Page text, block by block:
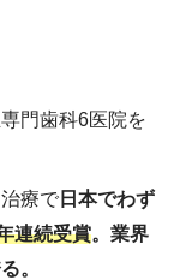
門歯科6医院を
療で 日本でわず
連続受賞。業界
。